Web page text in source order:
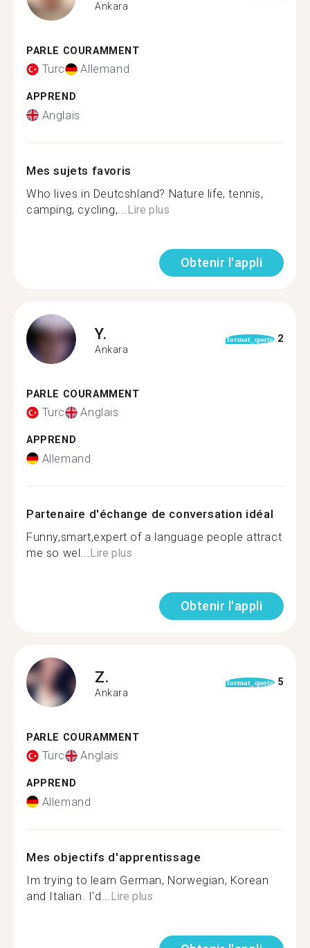
Ankara
PARLE COURAMMENT
Turc Allemand
APPREND
Anglais
Mes sujets favoris
Who lives in Deutcshland? Nature life, tennis,
camping, cycling,... Lire plus
Obtenir l'appli
Y.
Ankara
format_quote 2
PARLE COURAMMENT
Turc Anglais
APPREND
Allemand
Partenaire d'échange de conversation idéal
Funny,smart,expert of a language people attract
me so wel... Lire plus
Obtenir l'appli
Z.
Ankara
format_quote 5
PARLE COURAMMENT
Turc Anglais
APPREND
Allemand
Mes objectifs d'apprentissage
Im trying to learn German, Norwegian, Korean
and Italian. I'd... Lire plus